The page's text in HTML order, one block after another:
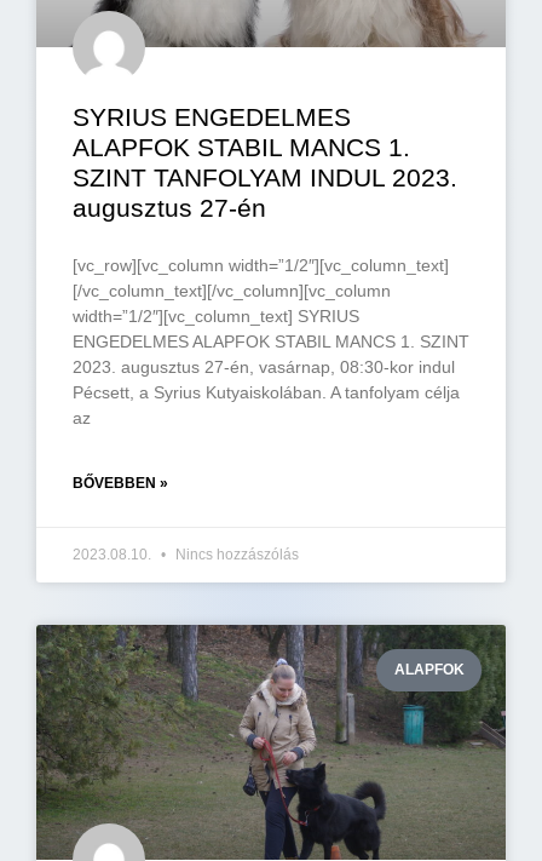
SYRIUS ENGEDELMES
ALAPFOK STABIL MANCS 1.
SZINT TANFOLYAM INDUL 2023.
augusztus 27-én
[vc_row][vc_column width=”1/2″][vc_column_text]
[/vc_column_text][/vc_column][vc_column
width=”1/2″][vc_column_text] SYRIUS
ENGEDELMES ALAPFOK STABIL MANCS 1. SZINT
2023. augusztus 27-én, vasárnap, 08:30-kor indul
Pécsett, a Syrius Kutyaiskolában. A tanfolyam célja
az
BŐVEBBEN »
2023.08.10. Nincs hozzászólás
ALAPFOK